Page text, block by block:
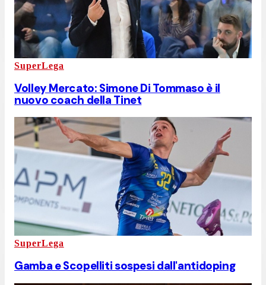
SuperLega
Volley Mercato: Simone Di Tommaso è il
nuovo coach della Tinet
SuperLega
Gamba e Scopelliti sospesi dall'antidoping